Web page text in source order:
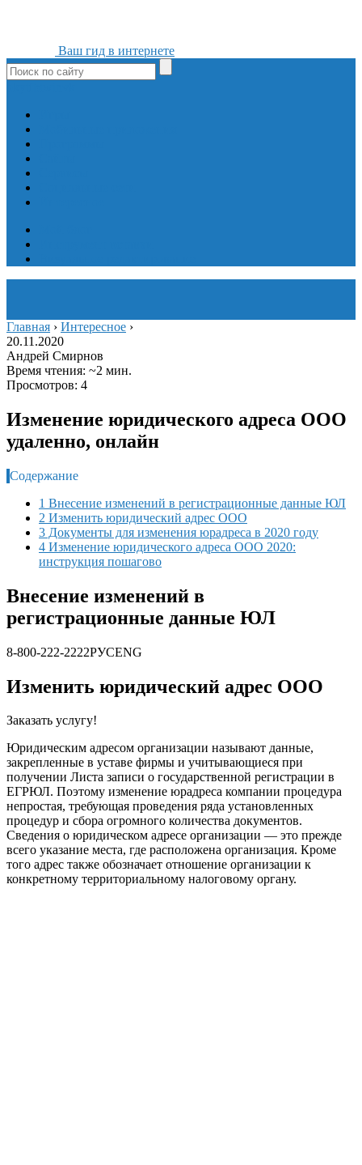
Ваш гид в интернете
Главная › Интересное ›
20.11.2020
Андрей Смирнов
Время чтения: ~2 мин.
Просмотров: 4
Изменение юридического адреса ООО
удаленно, онлайн
Содержание
1 Внесение изменений в регистрационные данные ЮЛ
2 Изменить юридический адрес ООО
3 Документы для изменения юрадреса в 2020 году
4 Изменение юридического адреса ООО 2020:
инструкция пошагово
Внесение изменений в
регистрационные данные ЮЛ
8-800-222-2222РУСENG
Изменить юридический адрес ООО
Заказать услугу!
Юридическим адресом организации называют данные,
закрепленные в уставе фирмы и учитывающиеся при
получении Листа записи о государственной регистрации в
ЕГРЮЛ. Поэтому изменение юрадреса компании процедура
непростая, требующая проведения ряда установленных
процедур и сбора огромного количества документов.
Сведения о юридическом адресе организации — это прежде
всего указание места, где расположена организация. Кроме
того адрес также обозначает отношение организации к
конкретному территориальному налоговому органу.